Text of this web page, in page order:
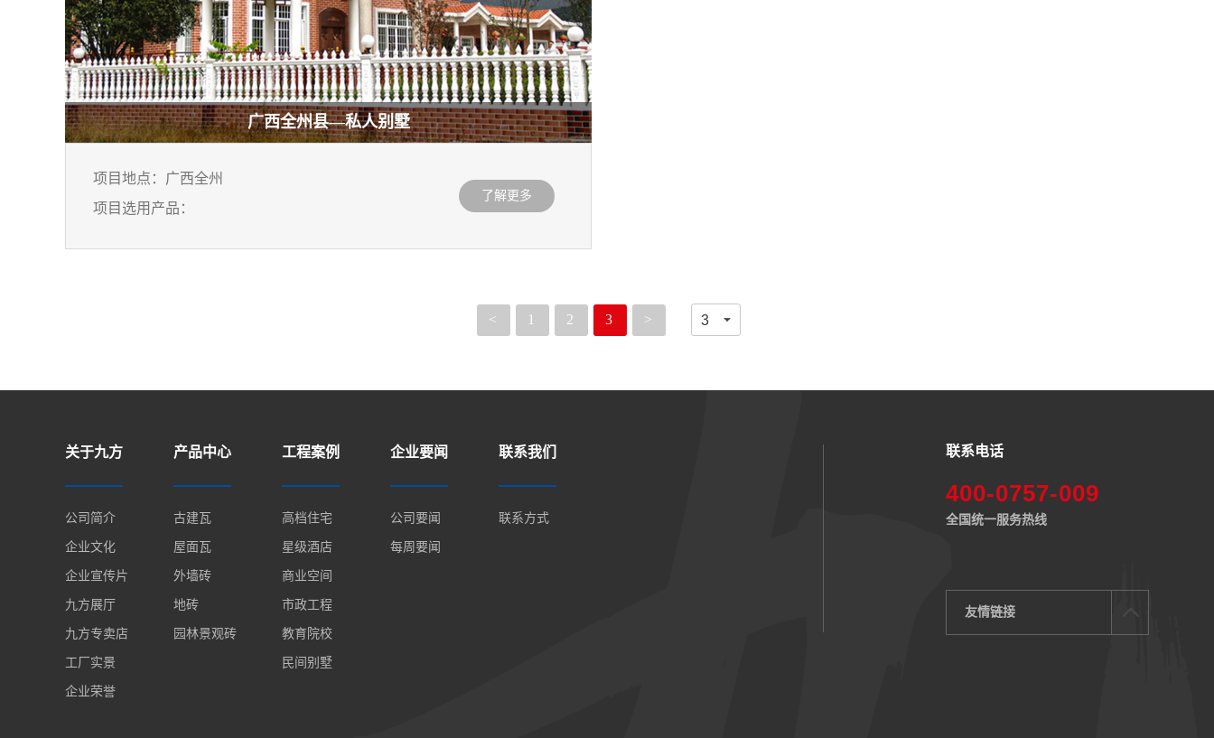
广西全州县—私人别墅
项目地点：广西全州
项目选用产品：
了解更多
< 1 2 3 >
关于九方
公司简介
企业文化
企业宣传片
九方展厅
九方专卖店
工厂实景
企业荣誉
产品中心
古建瓦
屋面瓦
外墙砖
地砖
园林景观砖
工程案例
高档住宅
星级酒店
商业空间
市政工程
教育院校
民间别墅
企业要闻
公司要闻
每周要闻
联系我们
联系方式
联系电话
400-0757-009
全国统一服务热线
友情链接